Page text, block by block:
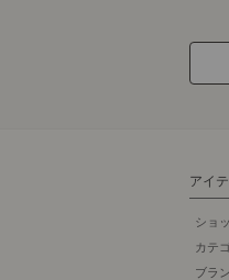
アイ
ショ
カテ
ブラ